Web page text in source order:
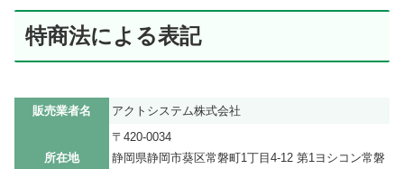
特商法による表記
販売業者名 アクトシステム株式会社
所在地
〒420-0034
静岡県静岡市葵区常磐町1丁目4-12 第1ヨシコン常磐